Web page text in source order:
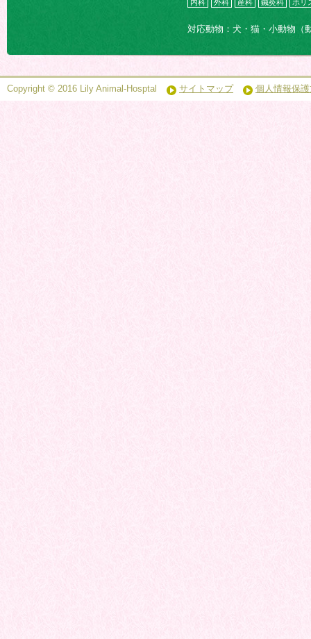
内科 外科 産科 鍼灸科 ホリ
対応動物：犬・猫・小動物（
Copyright © 2016 Lily Animal-Hosptal サイトマップ 個人情報保